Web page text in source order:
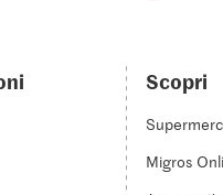
Scopri
Migros